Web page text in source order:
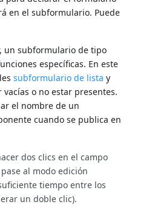
en el subformulario. Puede
un subformulario de tipo
específicas. En este
subformulario de lista y
vacías o no estar presentes.
el nombre de un
cuando se publica en
dos clics en el campo
al modo edición
tiempo entre los
un doble clic).